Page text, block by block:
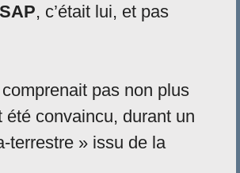
, c’était lui, et pas
pas non plus
été convaincu, durant un
terrestre » issu de la